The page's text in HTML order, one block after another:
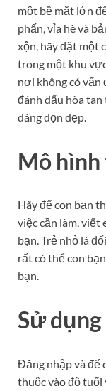
một bề mặt lớn
phấn, vỉa hè và
xộn, hãy đặt một
trong một khu
nơi không có vấn
đánh dấu hòa
dàng dọn dẹp.
Mô
Hãy để con bạn
việc cần làm, viết
bạn. Trẻ nhỏ là
rất có thể con
bạn.
Sử
Đăng nhập và để
thuộc vào độ tuổi